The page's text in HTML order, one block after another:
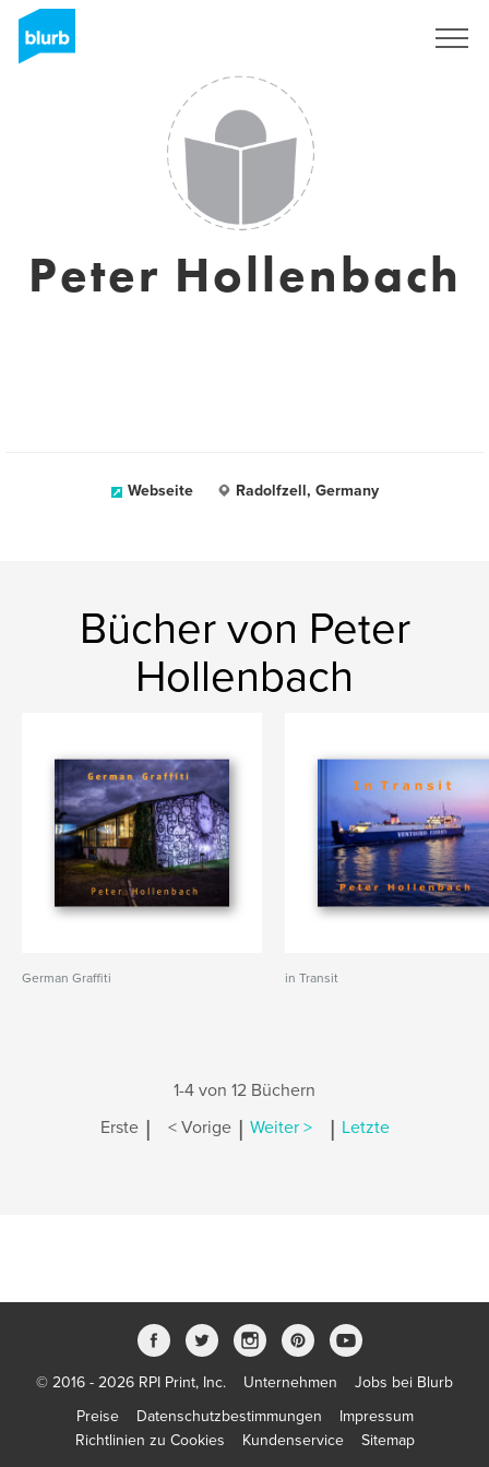
Peter Hollenbach
Webseite Radolfzell, Germany
Bücher von Peter
Hollenbach
German Graffiti in Transit
1-4 von 12 Büchern
Erste | < Vorige | Weiter > | Letzte
© 2016 - 2026 RPI Print, Inc. Unternehmen
Jobs bei Blurb
Preise
Datenschutzbestimmungen
Impressum
Richtlinien zu Cookies
Kundenservice Sitemap